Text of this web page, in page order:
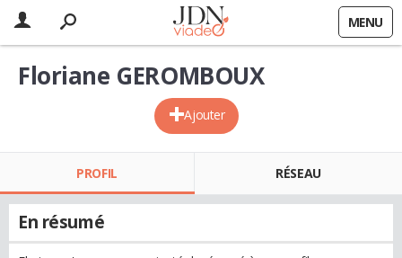
MENU
Ajouter
Floriane GEROMBOUX
PROFIL RÉSEAU
En résumé